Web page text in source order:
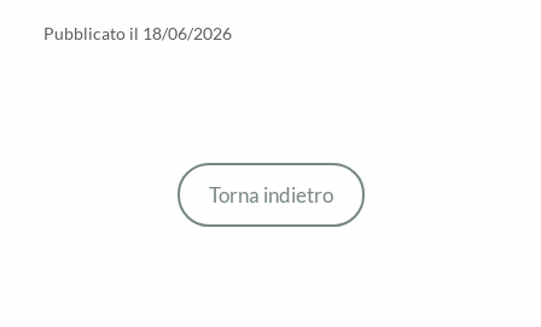
Pubblicato il 18/06/2026
Torna indietro